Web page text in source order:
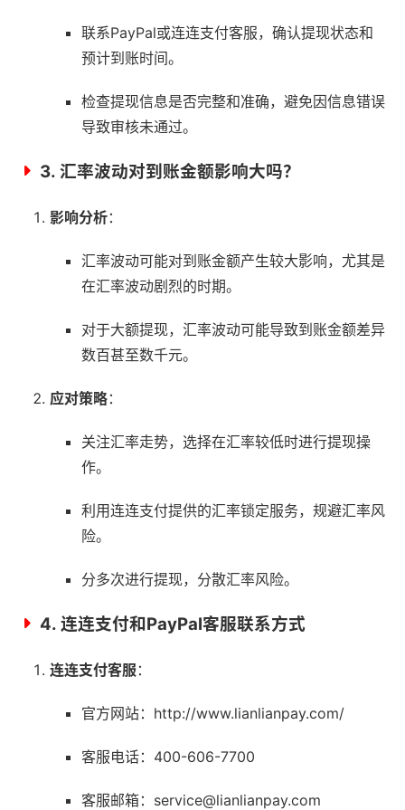
联系PayPal或连连支付客服，确认提现状态和
预计到账时间。
检查提现信息是否完整和准确，避免因信息错误
导致审核未通过。
3. 汇率波动对到账金额影响大吗？
影响分析：
汇率波动可能对到账金额产生较大影响，尤其是
在汇率波动剧烈的时期。
对于大额提现，汇率波动可能导致到账金额差异
数百甚至数千元。
应对策略：
关注汇率走势，选择在汇率较低时进行提现操
作。
利用连连支付提供的汇率锁定服务，规避汇率风
险。
分多次进行提现，分散汇率风险。
4. 连连支付和PayPal客服联系方式
连连支付客服：
官方网站：http://www.lianlianpay.com/
客服电话：400-606-7700
客服邮箱：service@lianlianpay.com